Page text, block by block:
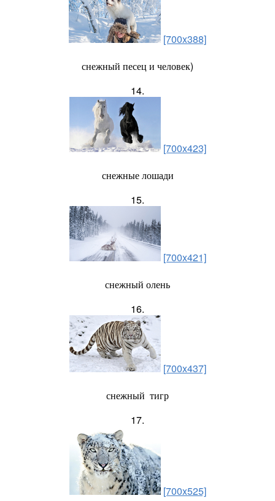
[700x388]
снежный песец и человек)
14.
[700x423]
снежные лошади
15.
[700x421]
снежный олень
16.
[700x437]
снежный тигр
17.
[700x525]